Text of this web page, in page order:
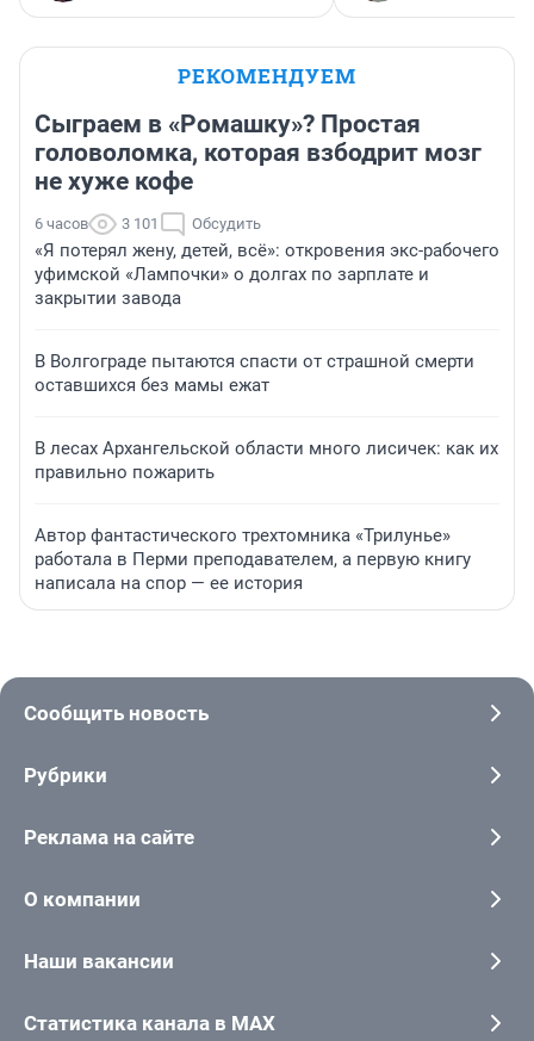
РЕКОМЕНДУЕМ
Сыграем в «Ромашку»? Простая
головоломка, которая взбодрит мозг
не хуже кофе
6 часов 3 101 Обсудить
«Я потерял жену, детей, всё»: откровения экс-рабочего
уфимской «Лампочки» о долгах по зарплате и
закрытии завода
В Волгограде пытаются спасти от страшной смерти
оставшихся без мамы ежат
В лесах Архангельской области много лисичек: как их
правильно пожарить
Автор фантастического трехтомника «Трилунье»
работала в Перми преподавателем, а первую книгу
написала на спор — ее история
Сообщить новость
Рубрики
Реклама на сайте
О компании
Наши вакансии
Статистика канала в MAX